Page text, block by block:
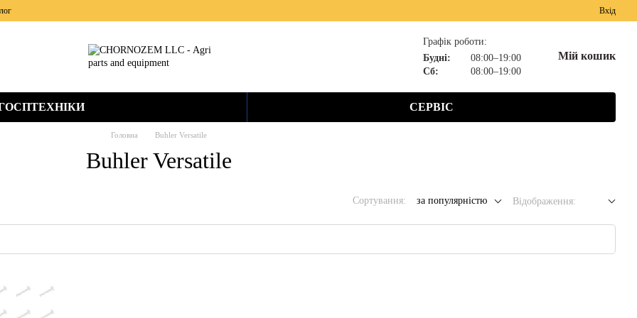
Вхід
Графік роботи:
Будні:
08:00–19:00
Сб:
08:00–19:00
Мій кошик
СЕРВІС
Головна Buhler Versatile
Buhler Versatile
Сортування: за популярністю Відображення: